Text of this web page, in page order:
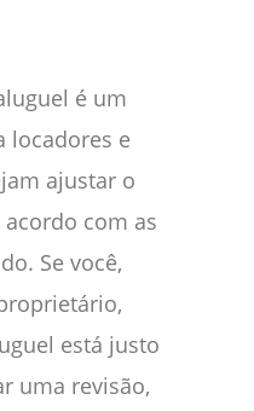
é um
locadores e
ajustar o
com as
Se você,
está justo
uma revisão,